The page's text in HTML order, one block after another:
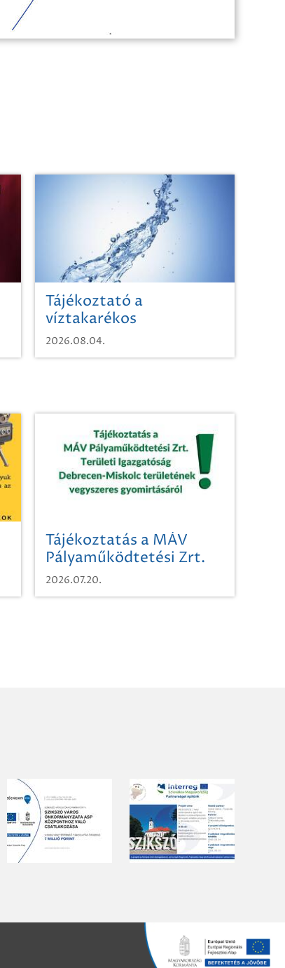
Tájékoztató a
víztakarékos
vízhasználatról
2026.08.04.
Tájékoztatás a MÁV
Pályaműködtetési Zrt.
Területi Igazgatóság
Debrecen-Miskolc
2026.07.20.